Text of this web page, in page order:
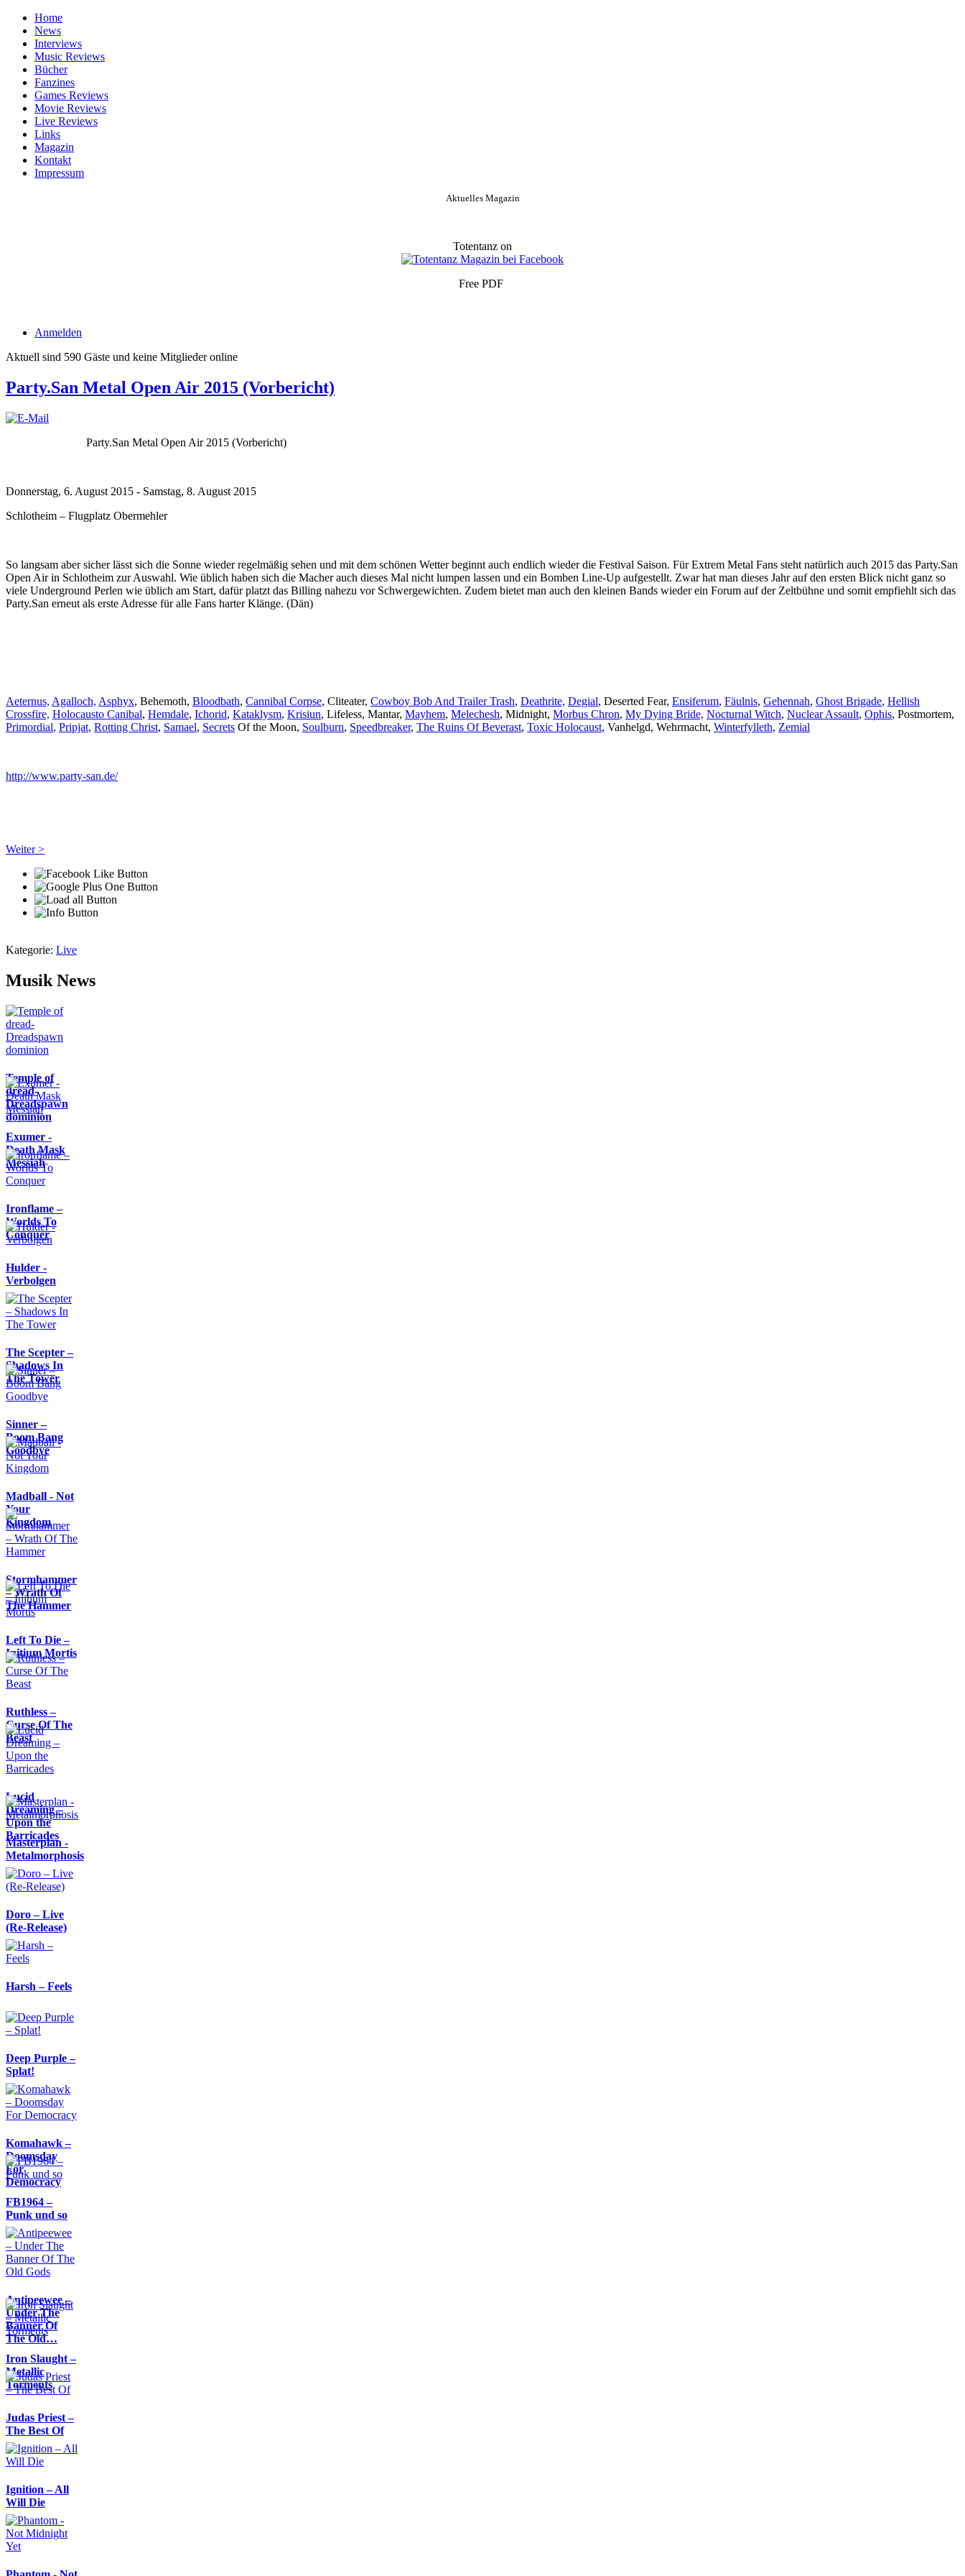
Home
News
Interviews
Music Reviews
Bücher
Fanzines
Games Reviews
Movie Reviews
Live Reviews
Links
Magazin
Kontakt
Impressum
Aktuelles Magazin
Totentanz on
Free PDF
Anmelden
Aktuell sind 590 Gäste und keine Mitglieder online
Party.San Metal Open Air 2015 (Vorbericht)
Party.San Metal Open Air 2015 (Vorbericht)
Donnerstag, 6. August 2015 - Samstag, 8. August 2015
Schlotheim – Flugplatz Obermehler
So langsam aber sicher lässt sich die Sonne wieder regelmäßig sehen und mit dem schönen Wetter beginnt auch endlich wieder die Festival Saison. Für Extrem Metal Fans steht natürlich auch 2015 das Party.San
Open Air in Schlotheim zur Auswahl. Wie üblich haben sich die Macher auch dieses Mal nicht lumpen lassen und ein Bomben Line-Up aufgestellt. Zwar hat man dieses Jahr auf den ersten Blick nicht ganz so
viele Underground Perlen wie üblich am Start, dafür platzt das Billing nahezu vor Schwergewichten. Zudem bietet man auch den kleinen Bands wieder ein Forum auf der Zeltbühne und somit empfiehlt sich das
Party.San erneut als erste Adresse für alle Fans harter Klänge. (Dän)
Aeternus, Agalloch, Asphyx, Behemoth, Bloodbath, Cannibal Corpse, Cliteater, Cowboy Bob And Trailer Trash, Deathrite, Degial, Deserted Fear, Ensiferum, Fäulnis, Gehennah, Ghost Brigade, Hellish
Crossfire, Holocausto Canibal, Hemdale, Ichorid, Kataklysm, Krisiun, Lifeless, Mantar, Mayhem, Melechesh, Midnight, Morbus Chron, My Dying Bride, Nocturnal Witch, Nuclear Assault, Ophis, Postmortem,
Primordial, Pripjat, Rotting Christ, Samael, Secrets Of the Moon, Soulburn, Speedbreaker, The Ruins Of Beverast, Toxic Holocaust, Vanhelgd, Wehrmacht, Winterfylleth, Zemial
http://www.party-san.de/
Weiter >
Kategorie: Live
Musik News
Temple of
dread-
Dreadspawn
dominion
Exumer -
Death Mask
Messiah
Ironflame –
Worlds To
Conquer
Hulder -
Verbolgen
The Scepter –
Shadows In
The Tower
Sinner –
Boom Bang
Goodbye
Madball - Not
Your
Kingdom
Stormhammer
– Wrath Of
The Hammer
Left To Die –
Initium Mortis
Ruthless –
Curse Of The
Beast
Lucid
Dreaming –
Upon the
Barricades
Masterplan -
Metalmorphosis
Doro – Live
(Re-Release)
Harsh – Feels
Deep Purple –
Splat!
Komahawk –
Doomsday
For
Democracy
FB1964 –
Punk und so
Antipeewee –
Under The
Banner Of
The Old…
Iron Slaught –
Metallic
Torments
Judas Priest –
The Best Of
Ignition – All
Will Die